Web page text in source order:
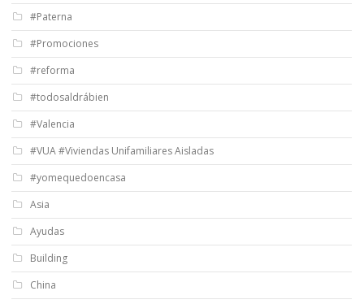
#Paterna
#Promociones
#reforma
#todosaldrábien
#Valencia
#VUA #Viviendas Unifamiliares Aisladas
#yomequedoencasa
Asia
Ayudas
Building
China